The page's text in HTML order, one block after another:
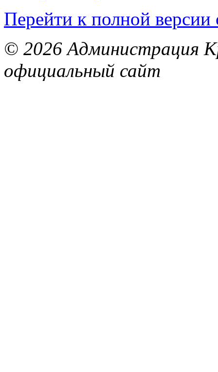
Перейти к полной версии
© 2026 Администрация
официальный сайт